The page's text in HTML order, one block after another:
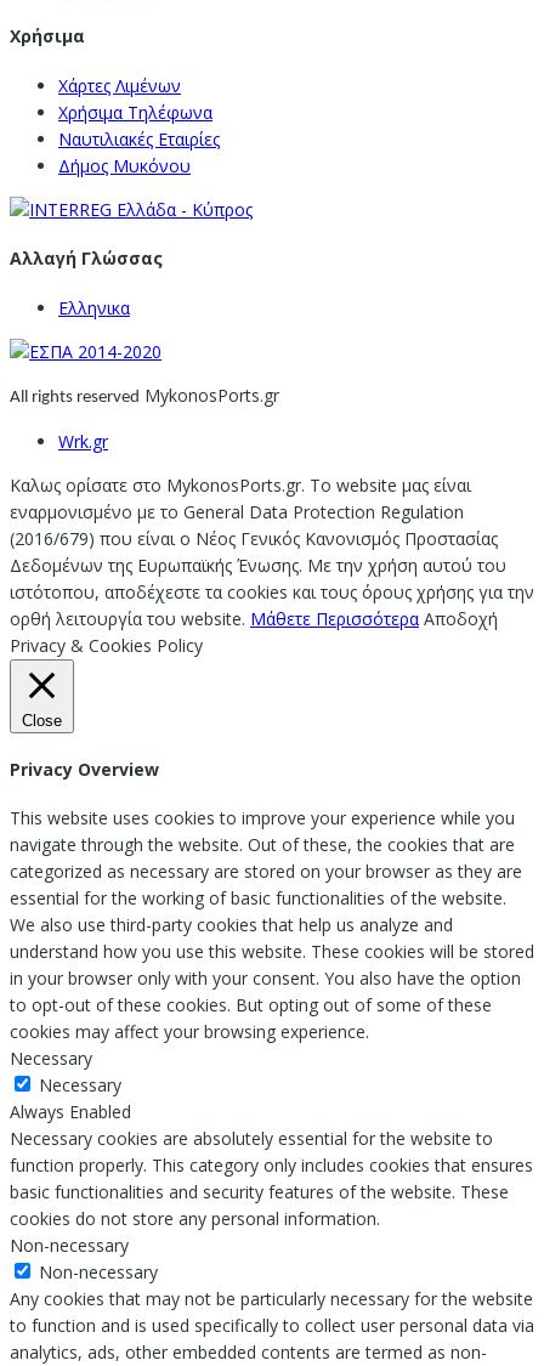
Χρήσιμα
Χάρτες Λιμένων
Χρήσιμα Τηλέφωνα
Ναυτιλιακές Εταιρίες
Δήμος Μυκόνου
Αλλαγή Γλώσσας
Ελληνικα
All rights reserved MykonosPorts.gr
Wrk.gr
Καλως ορίσατε στο MykonosPorts.gr. Το website μας είναι
εναρμονισμένο με το General Data Protection Regulation
(2016/679) που είναι ο Νέος Γενικός Κανονισμός Προστασίας
Δεδομένων της Ευρωπαϊκής Ένωσης. Με την χρήση αυτού του
ιστότοπου, αποδέχεστε τα cookies και τους όρους χρήσης για την
ορθή λειτουργία του website. Μάθετε Περισσότερα Αποδοχή
Privacy & Cookies Policy
Close
Privacy Overview
This website uses cookies to improve your experience while you
navigate through the website. Out of these, the cookies that are
categorized as necessary are stored on your browser as they are
essential for the working of basic functionalities of the website.
We also use third-party cookies that help us analyze and
understand how you use this website. These cookies will be stored
in your browser only with your consent. You also have the option
to opt-out of these cookies. But opting out of some of these
cookies may affect your browsing experience.
Necessary
Necessary
Always Enabled
Necessary cookies are absolutely essential for the website to
function properly. This category only includes cookies that ensures
basic functionalities and security features of the website. These
cookies do not store any personal information.
Non-necessary
Non-necessary
Any cookies that may not be particularly necessary for the website
to function and is used specifically to collect user personal data via
analytics, ads, other embedded contents are termed as non-